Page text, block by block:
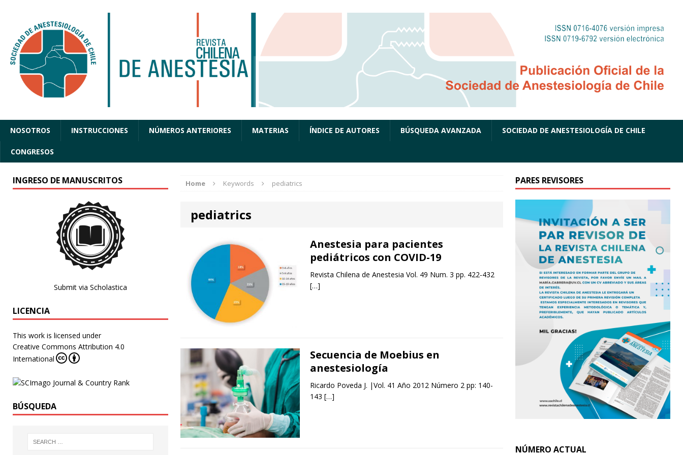
NOSOTROS INSTRUCCIONES NÚMEROS ANTERIORES MATERIAS ÍNDICE DE AUTORES BÚSQUEDA AVANZADA SOCIEDAD DE ANESTESIOLOGÍA DE CHILE
CONGRESOS
Home Keywords pediatrics
pediatrics
Anestesia para pacientes
pediátricos con COVID-19
Revista Chilena de Anestesia Vol. 49 Num. 3 pp. 422-432
[…]
Secuencia de Moebius en
anestesiología
Ricardo Poveda J. |Vol. 41 Año 2012 Número 2 pp: 140-
143 […]
INGRESO DE MANUSCRITOS
Submit via Scholastica
LICENCIA
This work is licensed under
Creative Commons Attribution 4.0
International
BÚSQUEDA
PARES REVISORES
NÚMERO ACTUAL